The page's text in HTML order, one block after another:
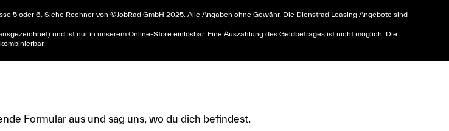
5 oder 6. Siehe Rechner von © JobRad GmbH 2025. Alle Angaben ohne Gewähr. Die Dienstrad Leasing Angebote sind
und ist nur in unserem Online-Store einlösbar. Eine Auszahlung des Geldbetrages ist nicht möglich. Die
Formular aus und sag uns, wo du dich befindest.